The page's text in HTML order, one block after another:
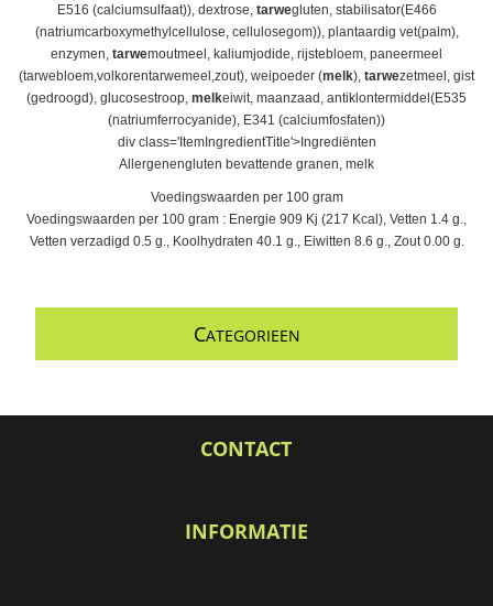
E516 (calciumsulfaat)), dextrose, tarwegluten, stabilisator(E466
(natriumcarboxymethylcellulose, cellulosegom)), plantaardig vet(palm),
enzymen, tarwemoutmeel, kaliumjodide, rijstebloem, paneermeel
(tarwebloem,volkorentarwemeel,zout), weipoeder (melk), tarwezetmeel, gist
(gedroogd), glucosestroop, melkeiwit, maanzaad, antiklontermiddel(E535
(natriumferrocyanide), E341 (calciumfosfaten))
div class='ItemIngredientTitle'>Ingrediënten
Allergenengluten bevattende granen, melk
Voedingswaarden per 100 gram
Voedingswaarden per 100 gram : Energie 909 Kj (217 Kcal), Vetten 1.4 g.,
Vetten verzadigd 0.5 g., Koolhydraten 40.1 g., Eiwitten 8.6 g., Zout 0.00 g.
CATEGORIEEN
CONTACT
INFORMATIE